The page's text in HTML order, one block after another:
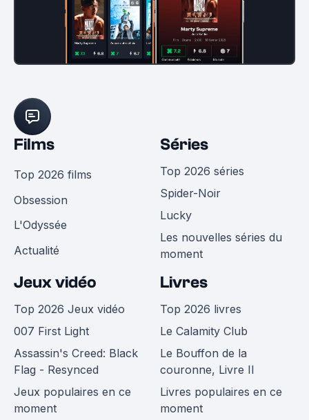
Films
Top 2026 films
Obsession
L'Odyssée
Actualité
Séries
Top 2026 séries
Spider-Noir
Lucky
Les nouvelles séries du
moment
Jeux vidéo
Top 2026 Jeux vidéo
007 First Light
Assassin's Creed: Black
Flag - Resynced
Jeux populaires en ce
moment
Livres
Top 2026 livres
Le Calamity Club
Le Bouffon de la
couronne, Livre II
Livres populaires en ce
moment